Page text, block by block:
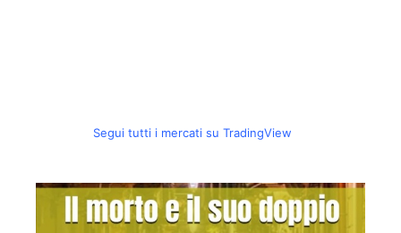
Segui tutti i mercati su TradingView